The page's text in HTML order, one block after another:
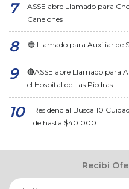
ASSE abre Llamado para
Canelones
🔵 Llamado para Auxiliar de
🔴ASSE abre Llamado para
el Hospital de Las Piedras
Residencial Busca 10
de hasta $40.000
Recibi